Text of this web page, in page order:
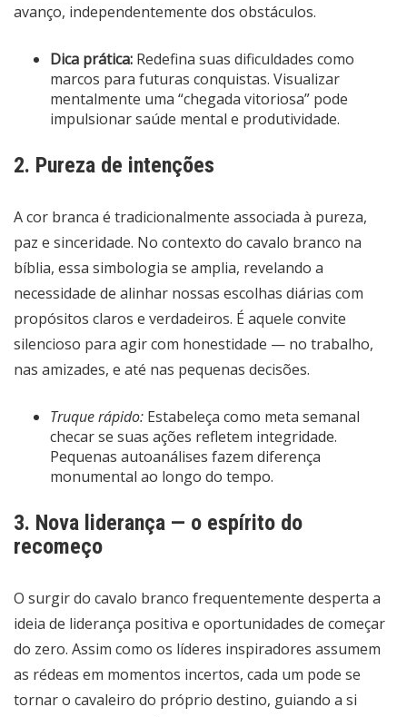
avanço, independentemente dos obstáculos.
Dica prática: Redefina suas dificuldades como
marcos para futuras conquistas. Visualizar
mentalmente uma “chegada vitoriosa” pode
impulsionar saúde mental e produtividade.
2. Pureza de intenções
A cor branca é tradicionalmente associada à pureza,
paz e sinceridade. No contexto do cavalo branco na
bíblia, essa simbologia se amplia, revelando a
necessidade de alinhar nossas escolhas diárias com
propósitos claros e verdadeiros. É aquele convite
silencioso para agir com honestidade — no trabalho,
nas amizades, e até nas pequenas decisões.
Truque rápido: Estabeleça como meta semanal
checar se suas ações refletem integridade.
Pequenas autoanálises fazem diferença
monumental ao longo do tempo.
3. Nova liderança — o espírito do
recomeço
O surgir do cavalo branco frequentemente desperta a
ideia de liderança positiva e oportunidades de começar
do zero. Assim como os líderes inspiradores assumem
as rédeas em momentos incertos, cada um pode se
tornar o cavaleiro do próprio destino, guiando a si